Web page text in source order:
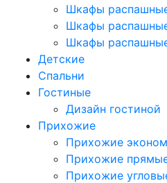
Шкафы
Шкафы
Шкафы
Детские
Спальни
Гостиные
Дизайн гостиной
Прихожие
Прихожие эконом
Прихожие
Прихожие